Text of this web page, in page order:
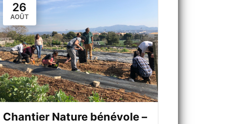
26
AOÛT
Chantier Nature bénévole –